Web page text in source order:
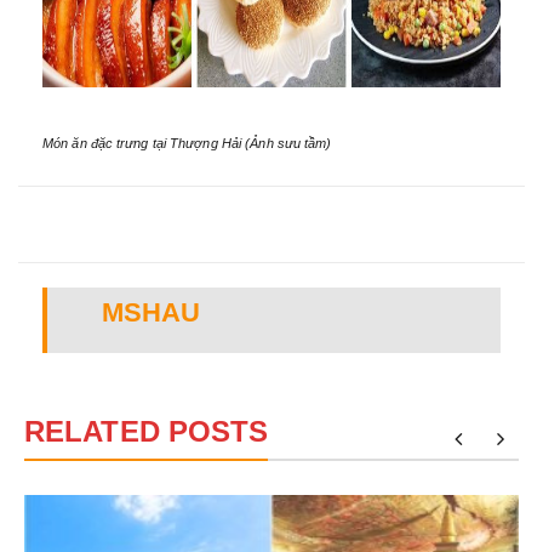
Món ăn đặc trưng tại Thượng Hải (Ảnh sưu tầm)
MSHAU
RELATED POSTS